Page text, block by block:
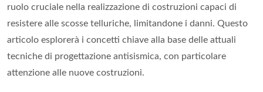
ruolo cruciale nella realizzazione di costruzioni capaci di
resistere alle scosse telluriche, limitandone i danni. Questo
articolo esplorerà i concetti chiave alla base delle attuali
tecniche di progettazione antisismica, con particolare
attenzione alle nuove costruzioni.